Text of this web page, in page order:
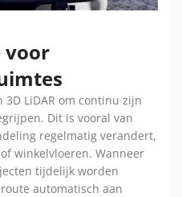
voor
LiDAR om continu zijn
Dit is vooral van
regelmatig verandert,
winkelvloeren. Wanneer
tijdelijk worden
automatisch aan